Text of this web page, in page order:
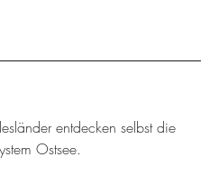
entdecken selbst die
Ostsee.